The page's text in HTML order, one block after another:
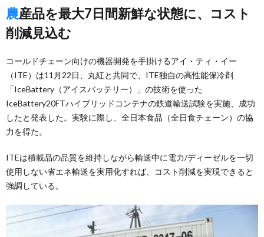
農産品を最大7日間新鮮な状態に、コスト
削減見込む
コールドチェーン向けの機器開発を手掛けるアイ・ティ・イー
（ITE）は11月22日、丸紅と共同で、ITE独自の高性能保冷剤
「IceBattery（アイスバッテリー）」の技術を使った
IceBattery20FTハイブリッドコンテナの鉄道輸送試験を実施、成功
したと発表した。実験に際し、全日本食品（全日食チェーン）の協
力を得た。
ITEは積載品の品質を維持しながら輸送中に電力/ディーゼルを一切
使用しない省エネ輸送を実用化すれば、コスト削減を実現できると
強調している。